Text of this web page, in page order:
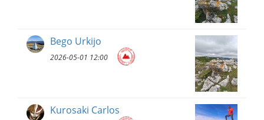
Bego Urkijo
2026-05-01 12:00
Kurosaki Carlos